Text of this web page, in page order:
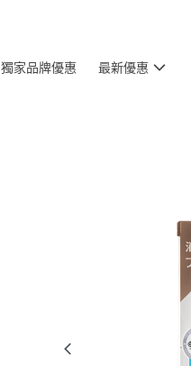
獨家品牌優惠 最新優惠